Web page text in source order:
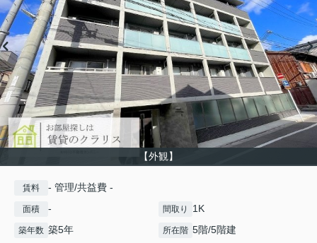
【外観】
賃料 - 管理/共益費 -
面積 - 間取り 1K
築年数 築5年 所在階 5階/5階建